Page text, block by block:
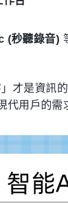
(秒聽錄音)
才是資訊
用戶的